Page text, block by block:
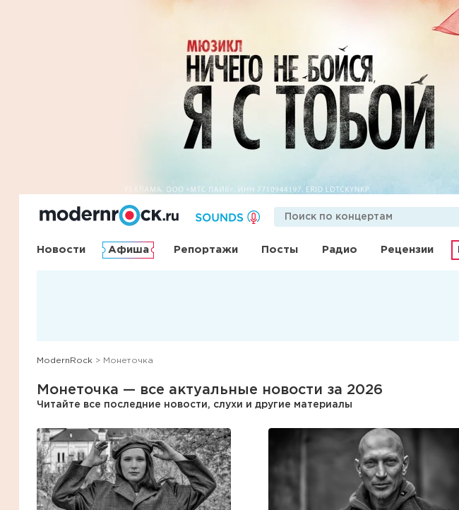
Новости Афиша Репортажи Посты Радио Рецензии
ModernRock > Монеточка
Монеточка — все актуальные новости за 2026
Читайте все последние новости, слухи и другие материалы